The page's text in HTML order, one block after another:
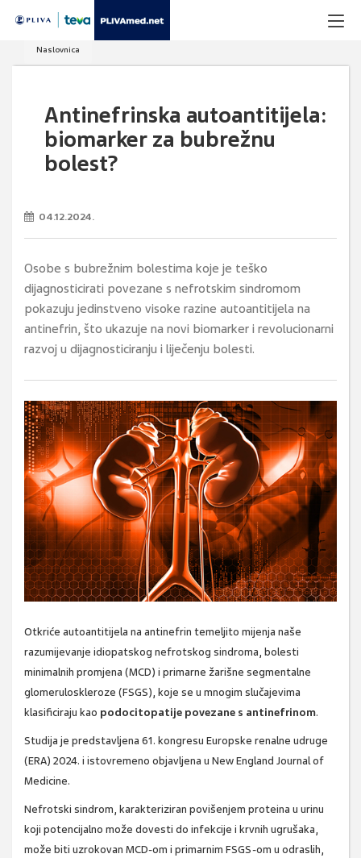
Naslovnica
Antinefrinska autoantitijela:
biomarker za bubrežnu
bolest?
04.12.2024.
Osobe s bubrežnim bolestima koje je teško
dijagnosticirati povezane s nefrotskim sindromom
pokazuju jedinstveno visoke razine autoantitijela na
antinefrin, što ukazuje na novi biomarker i revolucionarni
razvoj u dijagnosticiranju i liječenju bolesti.
Otkriće autoantitijela na antinefrin temeljito mijenja naše
razumijevanje idiopatskog nefrotskog sindroma, bolesti
minimalnih promjena (MCD) i primarne žarišne segmentalne
glomeruloskleroze (FSGS), koje se u mnogim slučajevima
klasificiraju kao podocitopatije povezane s antinefrinom.
Studija je predstavljena 61. kongresu Europske renalne udruge
(ERA) 2024. i istovremeno objavljena u New England Journal of
Medicine.
Nefrotski sindrom, karakteriziran povišenjem proteina u urinu
koji potencijalno može dovesti do infekcije i krvnih ugrušaka,
može biti uzrokovan MCD-om i primarnim FSGS-om u odraslih,